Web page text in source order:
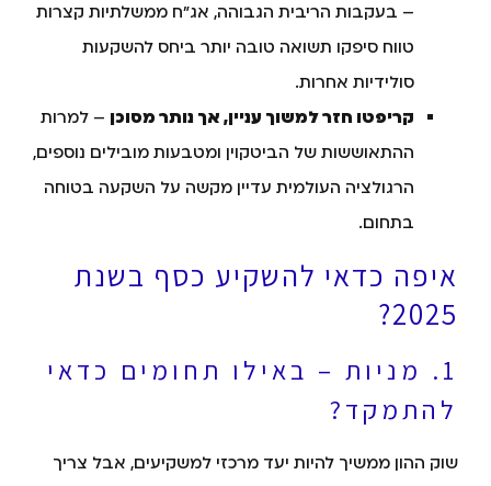
– בעקבות הריבית הגבוהה, אג"ח ממשלתיות קצרות
טווח סיפקו תשואה טובה יותר ביחס להשקעות
סולידיות אחרות.
קריפטו חזר למשוך עניין, אך נותר מסוכן – למרות
ההתאוששות של הביטקוין ומטבעות מובילים נוספים,
הרגולציה העולמית עדיין מקשה על השקעה בטוחה
בתחום.
איפה כדאי להשקיע כסף בשנת
2025?
1. מניות – באילו תחומים כדאי
להתמקד?
שוק ההון ממשיך להיות יעד מרכזי למשקיעים, אבל צריך